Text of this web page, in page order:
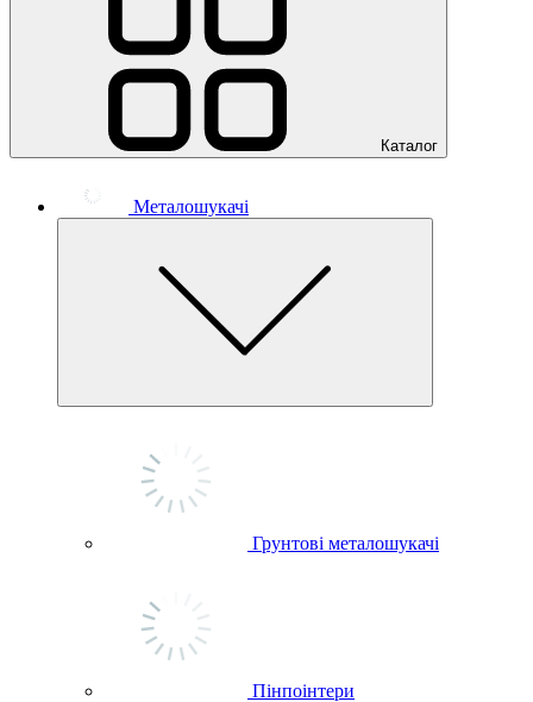
Каталог
Металошукачі
Грунтові металошукачі
Пінпоінтери